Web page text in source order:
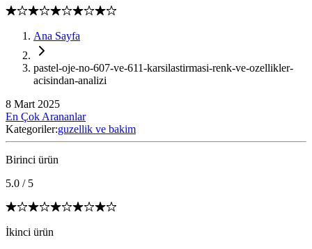
Ana Sayfa
pastel-oje-no-607-ve-611-karsilastirmasi-renk-ve-ozellikler-
acisindan-analizi
8 Mart 2025
En Çok Arananlar
Kategoriler:guzellik ve bakim
Birinci ürün
5.0 / 5
İkinci ürün